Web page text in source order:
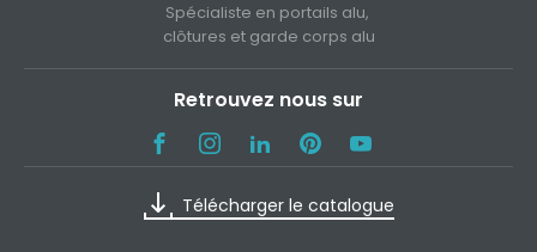
Spécialiste en portails alu,
clôtures et garde corps alu
Retrouvez nous sur
Télécharger le catalogue